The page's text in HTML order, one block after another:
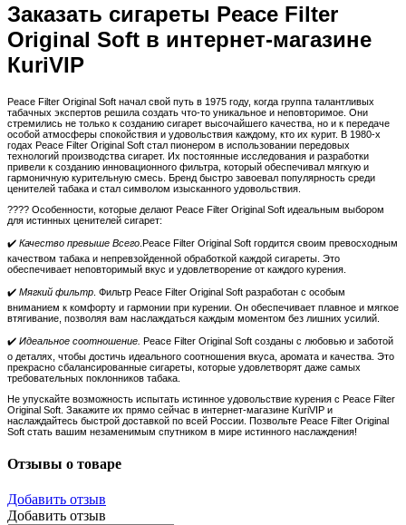
Заказать сигареты Peace Filter
Original Soft в интернет-магазине
КuriVIP
Peace Filter Original Soft начал свой путь в 1975 году, когда группа талантливых
табачных экспертов решила создать что-то уникальное и неповторимое. Они
стремились не только к созданию сигарет высочайшего качества, но и к передаче
особой атмосферы спокойствия и удовольствия каждому, кто их курит. В 1980-х
годах Peace Filter Original Soft стал пионером в использовании передовых
технологий производства сигарет. Их постоянные исследования и разработки
привели к созданию инновационного фильтра, который обеспечивал мягкую и
гармоничную курительную смесь. Бренд быстро завоевал популярность среди
ценителей табака и стал символом изысканного удовольствия.
???? Особенности, которые делают Peace Filter Original Soft идеальным выбором
для истинных ценителей сигарет:
✔️ Качество превыше Всего .Peace Filter Original Soft гордится своим превосходным
качеством табака и непревзойденной обработкой каждой сигареты. Это
обеспечивает неповторимый вкус и удовлетворение от каждого курения.
✔️ Мягкий фильтр . Фильтр Peace Filter Original Soft разработан с особым
вниманием к комфорту и гармонии при курении. Он обеспечивает плавное и мягкое
втягивание, позволяя вам наслаждаться каждым моментом без лишних усилий.
✔️ Идеальное соотношение. Peace Filter Original Soft созданы с любовью и заботой
о деталях, чтобы достичь идеального соотношения вкуса, аромата и качества. Это
прекрасно сбалансированные сигареты, которые удовлетворят даже самых
требовательных поклонников табака.
Не упускайте возможность испытать истинное удовольствие курения с Peace Filter
Original Soft. Закажите их прямо сейчас в интернет-магазине KuriVIP и
наслаждайтесь быстрой доставкой по всей России. Позвольте Peace Filter Original
Soft стать вашим незаменимым спутником в мире истинного наслаждения!
Отзывы о товаре
Добавить отзыв
Добавить отзыв